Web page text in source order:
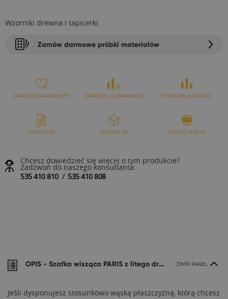
Wzorniki drewna i tapicerki
Zamów darmowe próbki materiałów
Dodaj do ulubionych Dodaj do porównania Porównaj produkty
Gwarancja Modele 3D Drukuj stronę
Chcesz dowiedzieć się więcej o tym produkcie?
Zadzwoń do naszego konsultanta:
535 410 810/ 535 410 808
OPIS - Szafka wisząca PARIS z litego drewna ZWIŃ PANEL
Jeśli dysponujesz stosunkowo wąską płaszczyzną, którą chcesz